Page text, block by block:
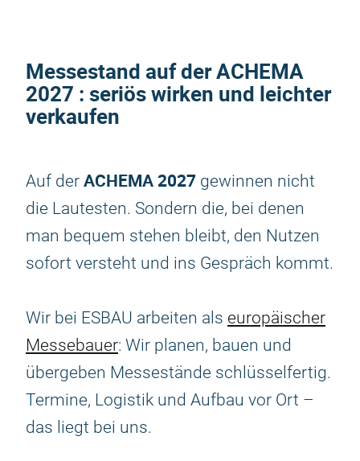
Messestand auf derACHEMA
2027 : seriös wirken und leichter
verkaufen
Auf der ACHEMA 2027 gewinnen nicht
die Lautesten. Sondern die, bei denen
man bequem stehen bleibt, den Nutzen
sofort versteht und ins Gespräch kommt.
Wir bei ESBAU arbeiten als europäischer
Messebauer: Wir planen, bauen und
übergeben Messestände schlüsselfertig.
Termine, Logistik und Aufbau vor Ort –
das liegt bei uns.